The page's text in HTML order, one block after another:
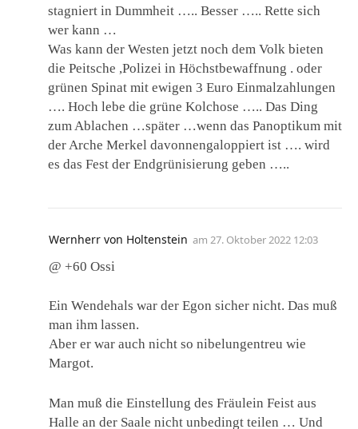
stagniert in Dummheit ….. Besser ….. Rette sich
wer kann …
Was kann der Westen jetzt noch dem Volk bieten
die Peitsche ,Polizei in Höchstbewaffnung . oder
grünen Spinat mit ewigen 3 Euro Einmalzahlungen
…. Hoch lebe die grüne Kolchose ….. Das Ding
zum Ablachen …später …wenn das Panoptikum mit
der Arche Merkel davonnengaloppiert ist …. wird
es das Fest der Endgrünisierung geben …..
Wernherr von Holtenstein am 27. Oktober 2022 12:03
@ +60 Ossi
Ein Wendehals war der Egon sicher nicht. Das muß
man ihm lassen.
Aber er war auch nicht so nibelungentreu wie
Margot.
Man muß die Einstellung des Fräulein Feist aus
Halle an der Saale nicht unbedingt teilen … Und